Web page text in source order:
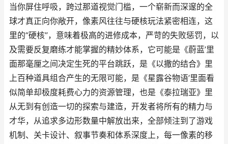
当你屏住呼吸，跨过那道视觉门槛，一个崭新而深邃的全
球才真正向你敞开，像素风往往与硬核玩法紧密相连，这
里的“硬核”，意味着极高的进修成本，严苛的失败惩罚，以
及需要反复磨练才能掌握的精妙体系，它可能是《蔚蓝’里
面那毫厘之间决定生死的平台跳跃，是《以撒的结合》里
上百种道具组合产生的无限可能，是《星露谷物语’里面看
似简单却极度耗费心力的资源管理，也是《泰拉瑞亚》里
从无到有创造一切的探索与建造，开发者将所有的精力与
才华，从追求多边形数量中解放出来，全部倾注到了游戏
机制、关卡设计、叙事节奏和体系深度上，每一像素的移